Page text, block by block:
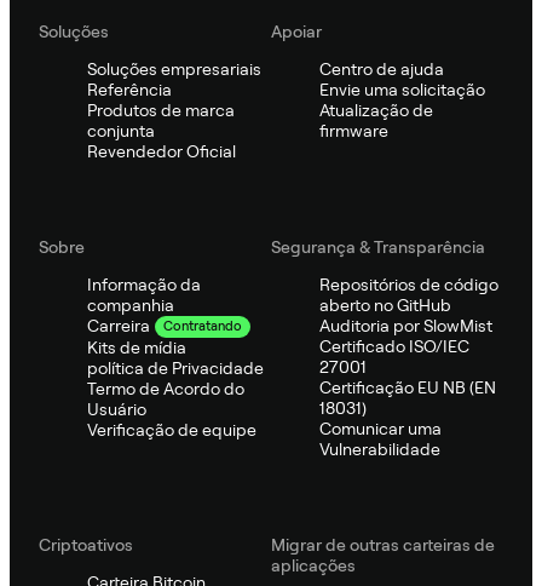
Soluções
Soluções empresariais
Referência
Produtos de marca
conjunta
Revendedor Oficial
Apoiar
Centro de ajuda
Envie uma solicitação
Atualização de
firmware
Sobre
Informação da
companhia
Carreira
Contratando
Kits de mídia
política de Privacidade
Termo de Acordo do
Usuário
Verificação de equipe
Segurança & Transparência
Repositórios de código
aberto no GitHub
Auditoria por SlowMist
Certificado ISO/IEC
27001
Certificação EU NB (EN
18031)
Comunicar uma
Vulnerabilidade
Criptoativos
Migrar de outras carteiras de
aplicações